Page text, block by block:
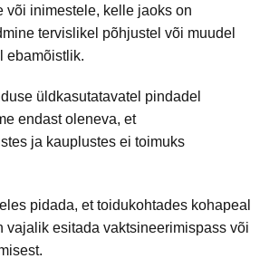
või inimestele, kelle jaoks on
tervislikel põhjustel või muudel
ebamõistlik.
üldkasutatavatel pindadel
endast oleneva, et
ja kauplustes ei toimuks
pidada, et toidukohtades kohapeal
vajalik esitada vaktsineerimispass või